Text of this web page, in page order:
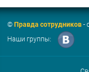
©Правда сотрудников-
Наши группы: